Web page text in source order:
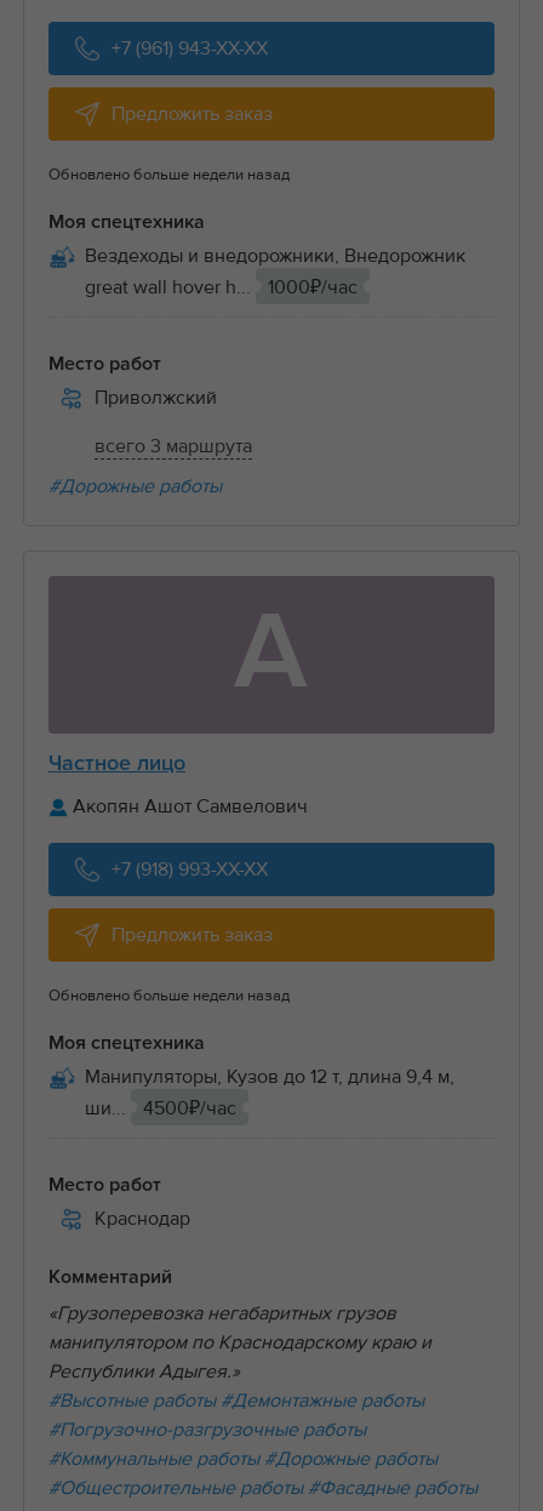
+7 (961) 943-XX-XX
Предложить заказ
Обновлено больше недели назад
Моя спецтехника
Вездеходы и внедорожники, Внедорожник
great wall hover h...
1000₽/час
Место работ
Приволжский
всего 3 маршрута
#Дорожные работы
А
Частное лицо
Акопян Ашот Самвелович
+7 (918) 993-XX-XX
Предложить заказ
Обновлено больше недели назад
Моя спецтехника
Манипуляторы, Кузов до 12 т, длина 9,4 м,
ши...
4500₽/час
Место работ
Краснодар
Комментарий
«Грузоперевозка негабаритных грузов
манипулятором по Краснодарскому краю и
Республики Адыгея.»
#Высотные работы #Демонтажные работы
#Погрузочно-разгрузочные работы
#Коммунальные работы #Дорожные работы
#Общестроительные работы #Фасадные работы